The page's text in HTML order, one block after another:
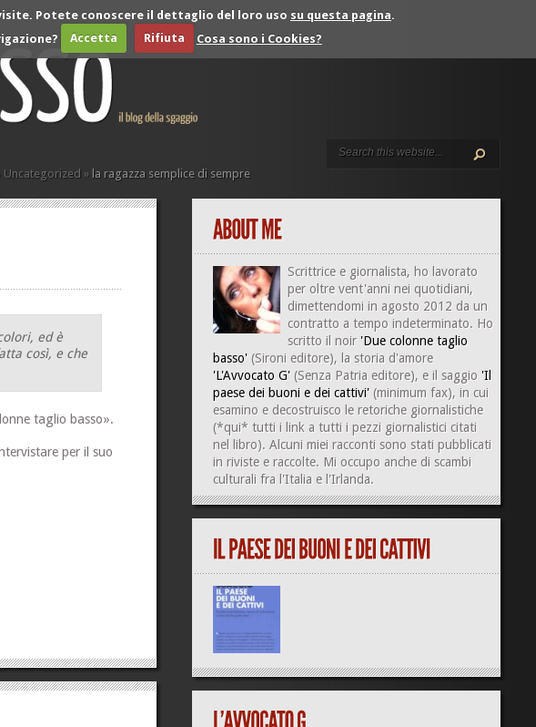
Potete conoscere il dettaglio del loro uso su questa pagina.
Accetta Rifiuta Cosa sono i Cookies?
Uncategorized » la ragazza semplice di sempre
ed è
così, e che
taglio basso».
per il suo
Scrittrice e giornalista, ho lavorato
per oltre vent'anni nei quotidiani,
dimettendomi in agosto 2012 da un
contratto a tempo indeterminato. Ho
scritto il noir 'Due colonne taglio
basso'(Sironi editore), la storia d'amore
'L'Avvocato G'(Senza Patria editore), e il saggio 'Il
paese dei buoni e dei cattivi'(minimum fax), in cui
esamino e decostruisco le retoriche giornalistiche
(*qui* tutti i link a tutti i pezzi giornalistici citati
nel libro). Alcuni miei racconti sono stati pubblicati
in riviste e raccolte. Mi occupo anche di scambi
culturalifra l'Italia e l'Irlanda.